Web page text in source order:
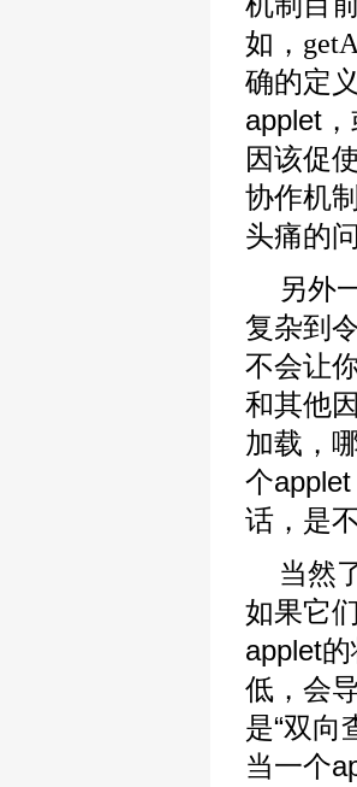
如，
确的定
applet
因该促
协作机
头痛的问
另外
复杂到
不会让
和其他
加载，
个
话，是
当然了
如果它
applet
低，会
是“双向
当一个